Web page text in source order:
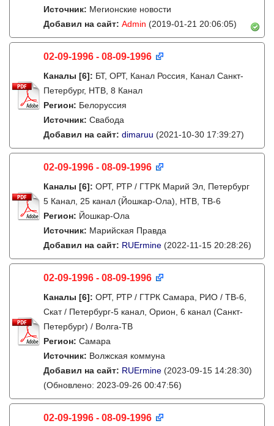
Источник: Мегионские новости
Добавил на сайт: Admin (2019-01-21 20:06:05)
02-09-1996 - 08-09-1996
Каналы [6]: БТ, ОРТ, Канал Россия, Канал Санкт-
Петербург, НТВ, 8 Канал
Регион: Белоруссия
Источник: Свабода
Добавил на сайт: dimaruu (2021-10-30 17:39:27)
02-09-1996 - 08-09-1996
Каналы [6]: ОРТ, РТР / ГТРК Марий Эл, Петербург
5 Канал, 25 канал (Йошкар-Ола), НТВ, ТВ-6
Регион: Йошкар-Ола
Источник: Марийская Правда
Добавил на сайт: RUErmine (2022-11-15 20:28:26)
02-09-1996 - 08-09-1996
Каналы [6]: ОРТ, РТР / ГТРК Самара, РИО / ТВ-6,
Скат / Петербург-5 канал, Орион, 6 канал (Санкт-
Петербург) / Волга-ТВ
Регион: Самара
Источник: Волжская коммуна
Добавил на сайт: RUErmine (2023-09-15 14:28:30)
(Обновлено: 2023-09-26 00:47:56)
02-09-1996 - 08-09-1996